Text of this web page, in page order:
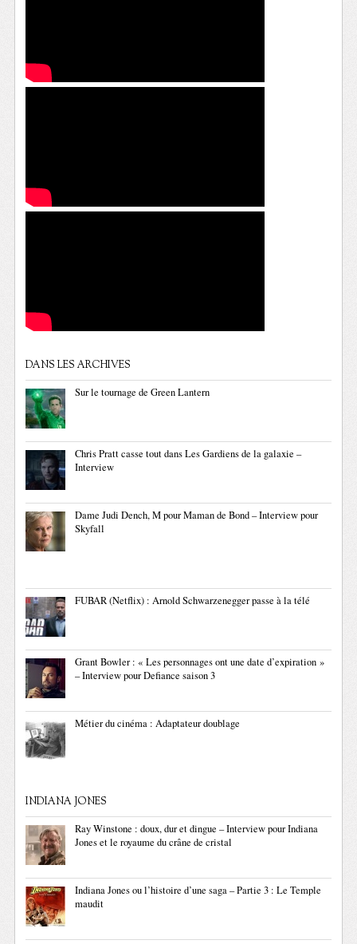
DANS LES ARCHIVES
Sur le tournage de Green Lantern
Chris Pratt casse tout dans Les Gardiens de la galaxie –
Interview
Dame Judi Dench, M pour Maman de Bond – Interview pour
Skyfall
FUBAR (Netflix) : Arnold Schwarzenegger passe à la télé
Grant Bowler : « Les personnages ont une date d’expiration »
– Interview pour Defiance saison 3
Métier du cinéma : Adaptateur doublage
INDIANA JONES
Ray Winstone : doux, dur et dingue – Interview pour Indiana
Jones et le royaume du crâne de cristal
Indiana Jones ou l’histoire d’une saga – Partie 3 : Le Temple
maudit